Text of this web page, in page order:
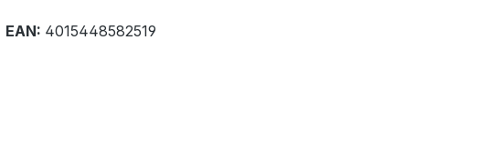
EAN: 4015448582519